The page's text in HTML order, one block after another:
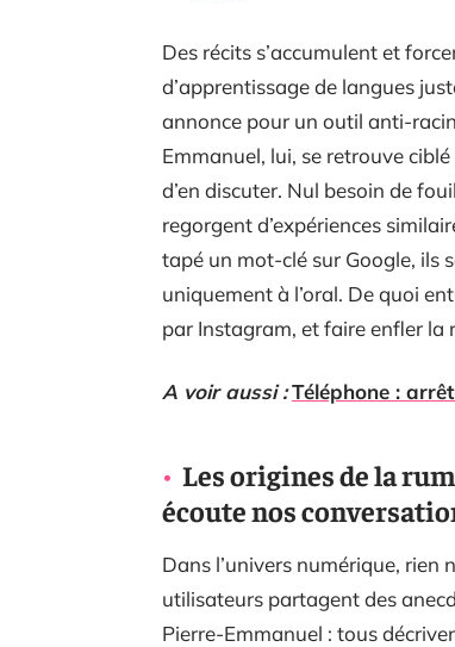
Des récits s’accumulent et
d’apprentissage de langues
annonce pour un outil anti-
Emmanuel, lui, se retrouve
d’en discuter. Nul besoin de
regorgent d’expériences
tapé un mot-clé sur Google, ils
uniquement à l’oral. De quoi
par Instagram, et faire enfler la
A voir aussi :Téléphone :
Les origines de la
écoute nos
Dans l’univers numérique, rien
utilisateurs partagent des
Pierre-Emmanuel : tous